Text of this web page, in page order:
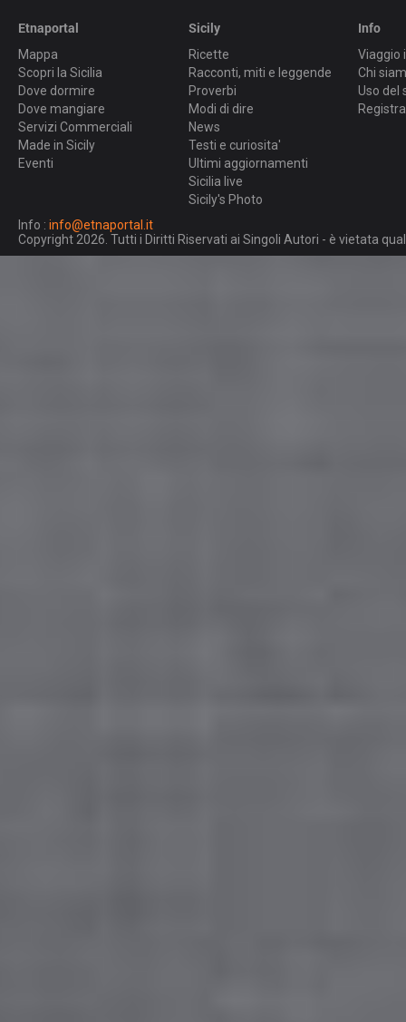
Etnaportal
Mappa
Scopri la Sicilia
Dove dormire
Dove mangiare
Servizi Commerciali
Made in Sicily
Eventi
Sicily
Ricette
Racconti, miti e leggende
Proverbi
Modi di dire
News
Testi e curiosita'
Ultimi aggiornamenti
Sicilia live
Sicily's Photo
Info
Viaggio
Chi
Uso del
Info : info@etnaportal.it
Copyright 2026. Tutti i Diritti Riservati ai Singoli Autori - è vietata